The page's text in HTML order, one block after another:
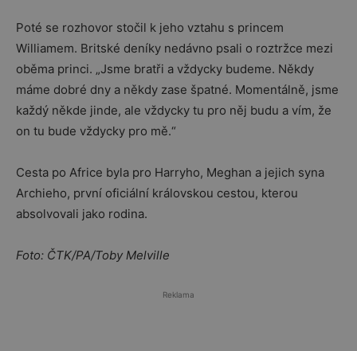
Poté se rozhovor stočil k jeho vztahu s princem
Williamem. Britské deníky nedávno psali o roztržce mezi
oběma princi. „Jsme bratři a vždycky budeme. Někdy
máme dobré dny a někdy zase špatné. Momentálně, jsme
každý někde jinde, ale vždycky tu pro něj budu a vím, že
on tu bude vždycky pro mě.“
Cesta po Africe byla pro Harryho, Meghan a jejich syna
Archieho, první oficiální královskou cestou, kterou
absolvovali jako rodina.
Foto: ČTK/PA/Toby Melville
Reklama